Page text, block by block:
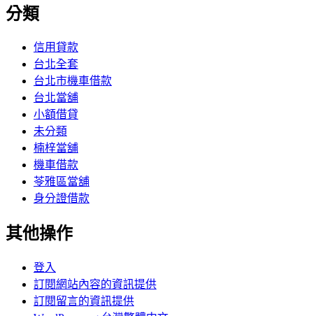
分類
信用貸款
台北全套
台北市機車借款
台北當舖
小額借貸
未分類
楠梓當舖
機車借款
苓雅區當舖
身分證借款
其他操作
登入
訂閱網站內容的資訊提供
訂閱留言的資訊提供